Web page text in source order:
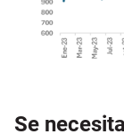
Se